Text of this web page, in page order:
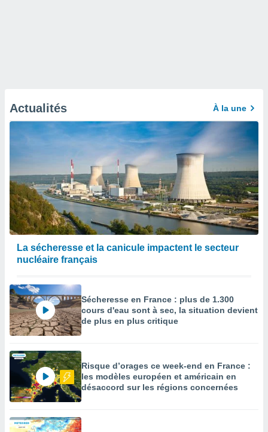
Actualités À la une
La sécheresse et la canicule impactent le secteur
nucléaire français
Sécheresse en France : plus de 1.300
cours d'eau sont à sec, la situation devient
de plus en plus critique
Risque d’orages ce week-end en France :
les modèles européen et américain en
désaccord sur les régions concernées